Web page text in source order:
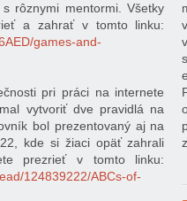
rôznymi mentormi. Všetky
a zahrať v tomto linku:
games-and-
pri práci na internete
vytvoriť dve pravidlá na
bol prezentovaný aj na
kde si žiaci opäť zahrali
prezrieť v tomto linku:
124839222/ABCs-of-